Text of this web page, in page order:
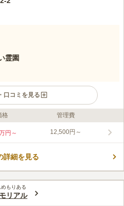
霊園
口コミを見る
た、歴史と風格を感じさせる寺院墓地
師が住職を務めたこともあります。春に
口コミ 件
格 管理費
円～ 12,500円～
詳細を見る
もりある
リアル